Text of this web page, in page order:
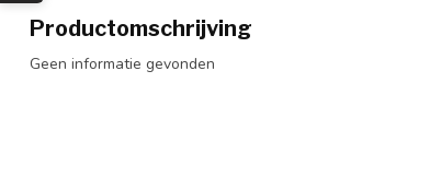
Productomschrijving
Geen informatie gevonden